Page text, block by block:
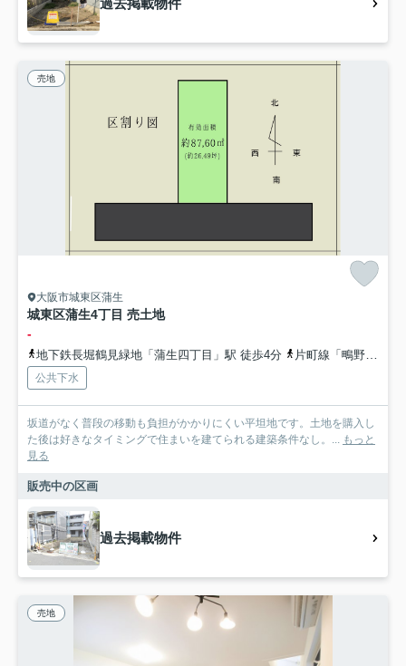
過去掲載物件
売地
大阪市城東区蒲生
城東区蒲生4丁目 売土地
-
地下鉄長堀鶴見緑地「蒲生四丁目」駅 徒歩4分 片町線「鴫野」駅 徒歩11分
公共下水
坂道がなく普段の移動も負担がかかりにくい平坦地です。土地を購入し
た後は好きなタイミングで住まいを建てられる建築条件なし。... もっと
見る
販売中の区画
過去掲載物件
売地